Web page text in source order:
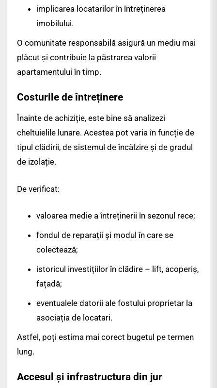
implicarea locatarilor în întreținerea
imobilului.
O comunitate responsabilă asigură un mediu mai
plăcut și contribuie la păstrarea valorii
apartamentului în timp.
Costurile de întreținere
Înainte de achiziție, este bine să analizezi
cheltuielile lunare. Acestea pot varia în funcție de
tipul clădirii, de sistemul de încălzire și de gradul
de izolație.
De verificat:
valoarea medie a întreținerii în sezonul rece;
fondul de reparații și modul în care se
colectează;
istoricul investițiilor în clădire – lift, acoperiș,
fațadă;
eventualele datorii ale fostului proprietar la
asociația de locatari.
Astfel, poți estima mai corect bugetul pe termen
lung.
Accesul și infrastructura din jur